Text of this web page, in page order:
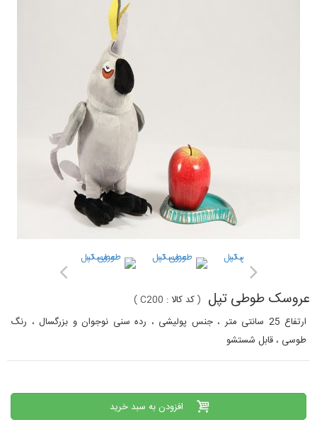
عروسک طوطی تپل (کد کالا : C200
)
ارتفاع 25 سانتی متر ، جنس پولیشی ، رده سنی نوجوان و بزرگسال ، رنگ
طوسی ، قابل شستشو
افزودن به سبد خرید